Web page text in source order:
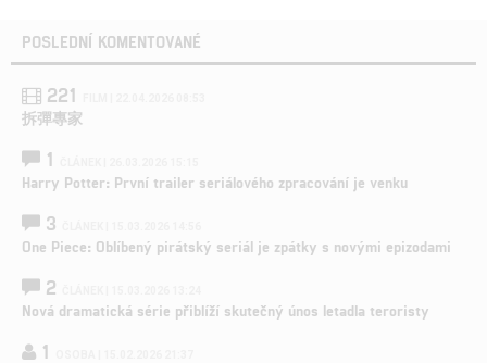
POSLEDNÍ KOMENTOVANÉ
221
拆彈專家
1
Harry Potter: První trailer seriálového zpracování je venku
3
One Piece: Oblíbený pirátský seriál je zpátky s novými epizodami
2
Nová dramatická série přiblíží skutečný únos letadla teroristy
1